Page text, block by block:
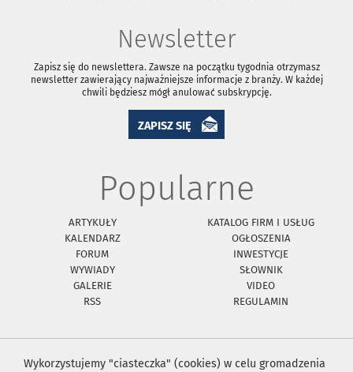
Newsletter
Zapisz się do newslettera. Zawsze na początku tygodnia otrzymasz
newsletter zawierający najważniejsze informacje z branży. W każdej
chwili będziesz mógł anulować subskrypcję.
ZAPISZ SIĘ
Popularne
ARTYKUŁY
KATALOG FIRM I USŁUG
KALENDARZ
OGŁOSZENIA
FORUM
INWESTYCJE
WYWIADY
SŁOWNIK
GALERIE
VIDEO
RSS
REGULAMIN
Wykorzystujemy "ciasteczka" (cookies) w celu gromadzenia